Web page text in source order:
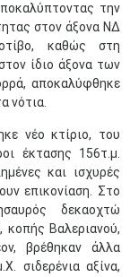
την
στον άξονα ΝΔ
καθώς στη
ίδιο άξονα των
αποκαλύφθηκε
νότια.
νέο κτίριο, του
έκτασης 156τ.μ.
και ισχυρές
επικονίαση. Στο
δεκαοχτώ
κοπής Βαλεριανού,
βρέθηκαν άλλα
σιδερένια αξίνα,